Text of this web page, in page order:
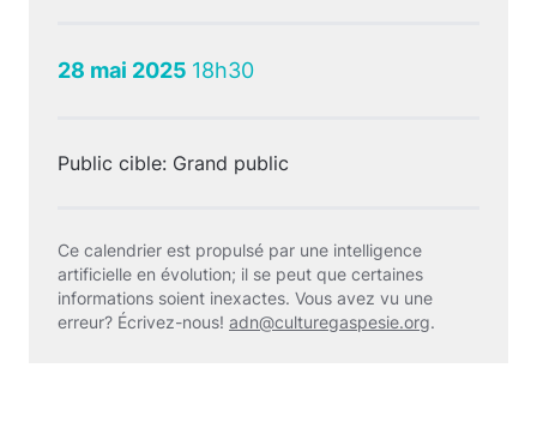
28 mai 2025 18h30
Public cible: Grand public
Ce calendrier est propulsé par une intelligence
artificielle en évolution; il se peut que certaines
informations soient inexactes. Vous avez vu une
erreur? Écrivez-nous! adn@culturegaspesie.org.